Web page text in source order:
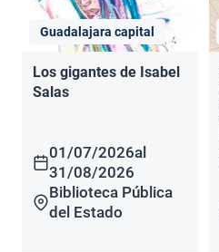
Guadalajara capital
Los gigantes de Isabel
Salas
01/07/2026al
31/08/2026
Biblioteca Pública
del Estado